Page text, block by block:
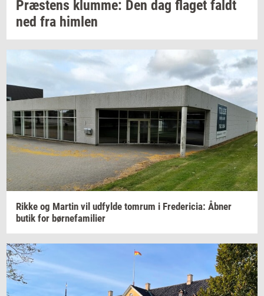
Præ­stens klum­me: Den dag fla­get faldt
ned fra him­len
Rikke og Mar­tin vil ud­fyl­de tom­rum i Fre­de­ri­cia: Åbner
butik for bør­ne­fa­mi­li­er